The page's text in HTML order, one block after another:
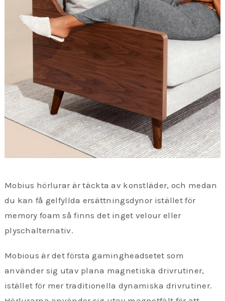
Mobius hörlurar är täckta av konstläder, och medan
du kan få gelfyllda ersättningsdynor istället för
memory foam så finns det inget velour eller
plyschalternativ.
Mobious är det första gamingheadsetet som
använder sig utav plana magnetiska drivrutiner,
istället för mer traditionella dynamiska drivrutiner.